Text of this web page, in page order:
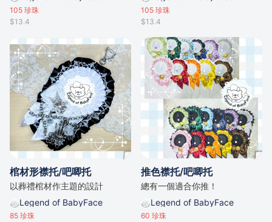
105 珍珠
$13.4
105 珍珠
$13.4
棺材形襟托/吧唧托
以葬禮棺材作主題的設計
Legend of BabyFace
85 珍珠
推色襟托/吧唧托
總有一個適合你推！
Legend of BabyFace
60 珍珠